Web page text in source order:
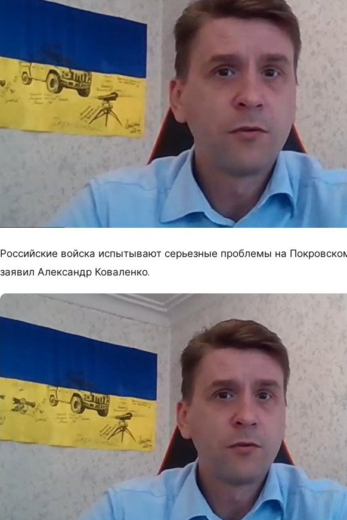
Российские войска испытывают серьезные проблемы на
заявил Александр Коваленко.